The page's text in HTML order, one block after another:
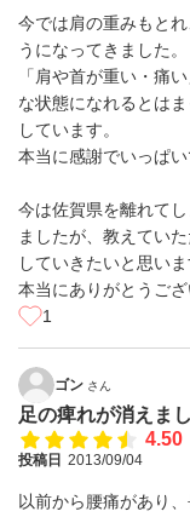
今では肩の重みもと
うになってきました。
「肩や首が重い・痛
な状態になれるとは
しています。
本当に感謝でいっぱい
今は佐賀県を離れて
ましたが、教えてい
していきたいと思いま
本当にありがとうござ
1
ゴン さん
足の痺れが消えま
4.50
投稿日 2013/09/04
以前から腰痛があり